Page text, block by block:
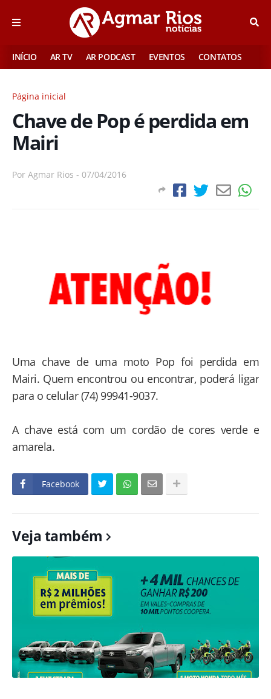
INÍCIO AR TV AR PODCAST EVENTOS CONTATOS
Página inicial
Chave de Pop é perdida em
Mairi
Por Agmar Rios - 07/04/2016
Uma chave de uma moto Pop foi perdida em
Mairi. Quem encontrou ou encontrar, poderá ligar
para o celular (74) 99941-9037.
A chave está com um cordão de cores verde e
amarela.
Facebook
Veja também